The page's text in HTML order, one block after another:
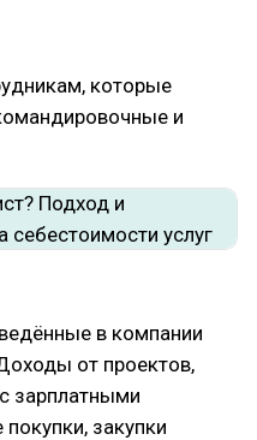
которые
и
в компании
от проектов,
зарплатными
закупки